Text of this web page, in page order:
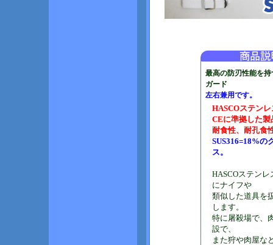
最高の防刃性能を
ガード
左右兼用です。
HASCOステン
CEに準拠した
耐食性、耐孔食
SUS316=18%の
ス。
HASCOステン
にナイフや
類似した道具を
します。
特に屠殺場で、
設で、
また狩や肉屋な